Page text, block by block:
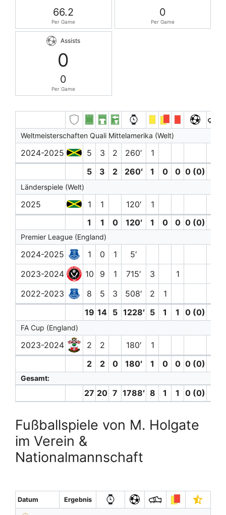
66.2
Per Game
0
Per Game
Assists
0
0
Per Game
Weltmeisterschaften Quali Mittelamerika (Welt)
2024-2025 5 3 2 260′
1
5
3 2 260′ 1 0 0 0 (0)
Länderspiele (Welt)
2025 1 1 120′
1
1
1 0 120′ 1 0 0 0 (0)
Premier League (England)
2024-2025 1 0 1
5′
2023-2024
10 9 1 715′ 3
1
2022-2023
8 5 3 508′ 2
1
19 14 5 1228′ 5 1 1 0 (0)
FA Cup (England)
2023-2024 2 2 180′
1
2
2 0 180′ 1 0 0 0 (0)
Gesamt:
27 20 7 1788′ 8 1 1 0 (0)
Fußballspiele von M. Holgate
im Verein &
Nationalmannschaft
Datum Ergebnis